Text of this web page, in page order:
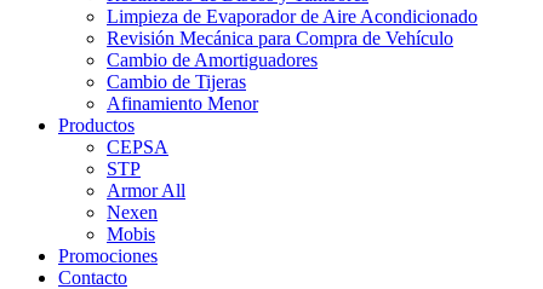
Limpieza de Evaporador de Aire Acondicionado
Revisión Mecánica para Compra de Vehículo
Cambio de Amortiguadores
Cambio de Tijeras
Afinamiento Menor
Productos
CEPSA
STP
Armor All
Nexen
Mobis
Promociones
Contacto